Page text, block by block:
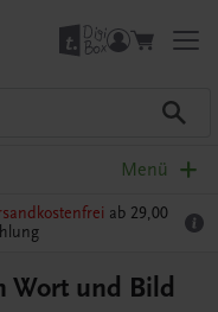
Menü
ab 29,00
Wort und Bild